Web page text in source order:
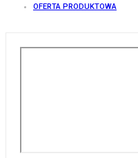
OFERTA PRODUKTOWA